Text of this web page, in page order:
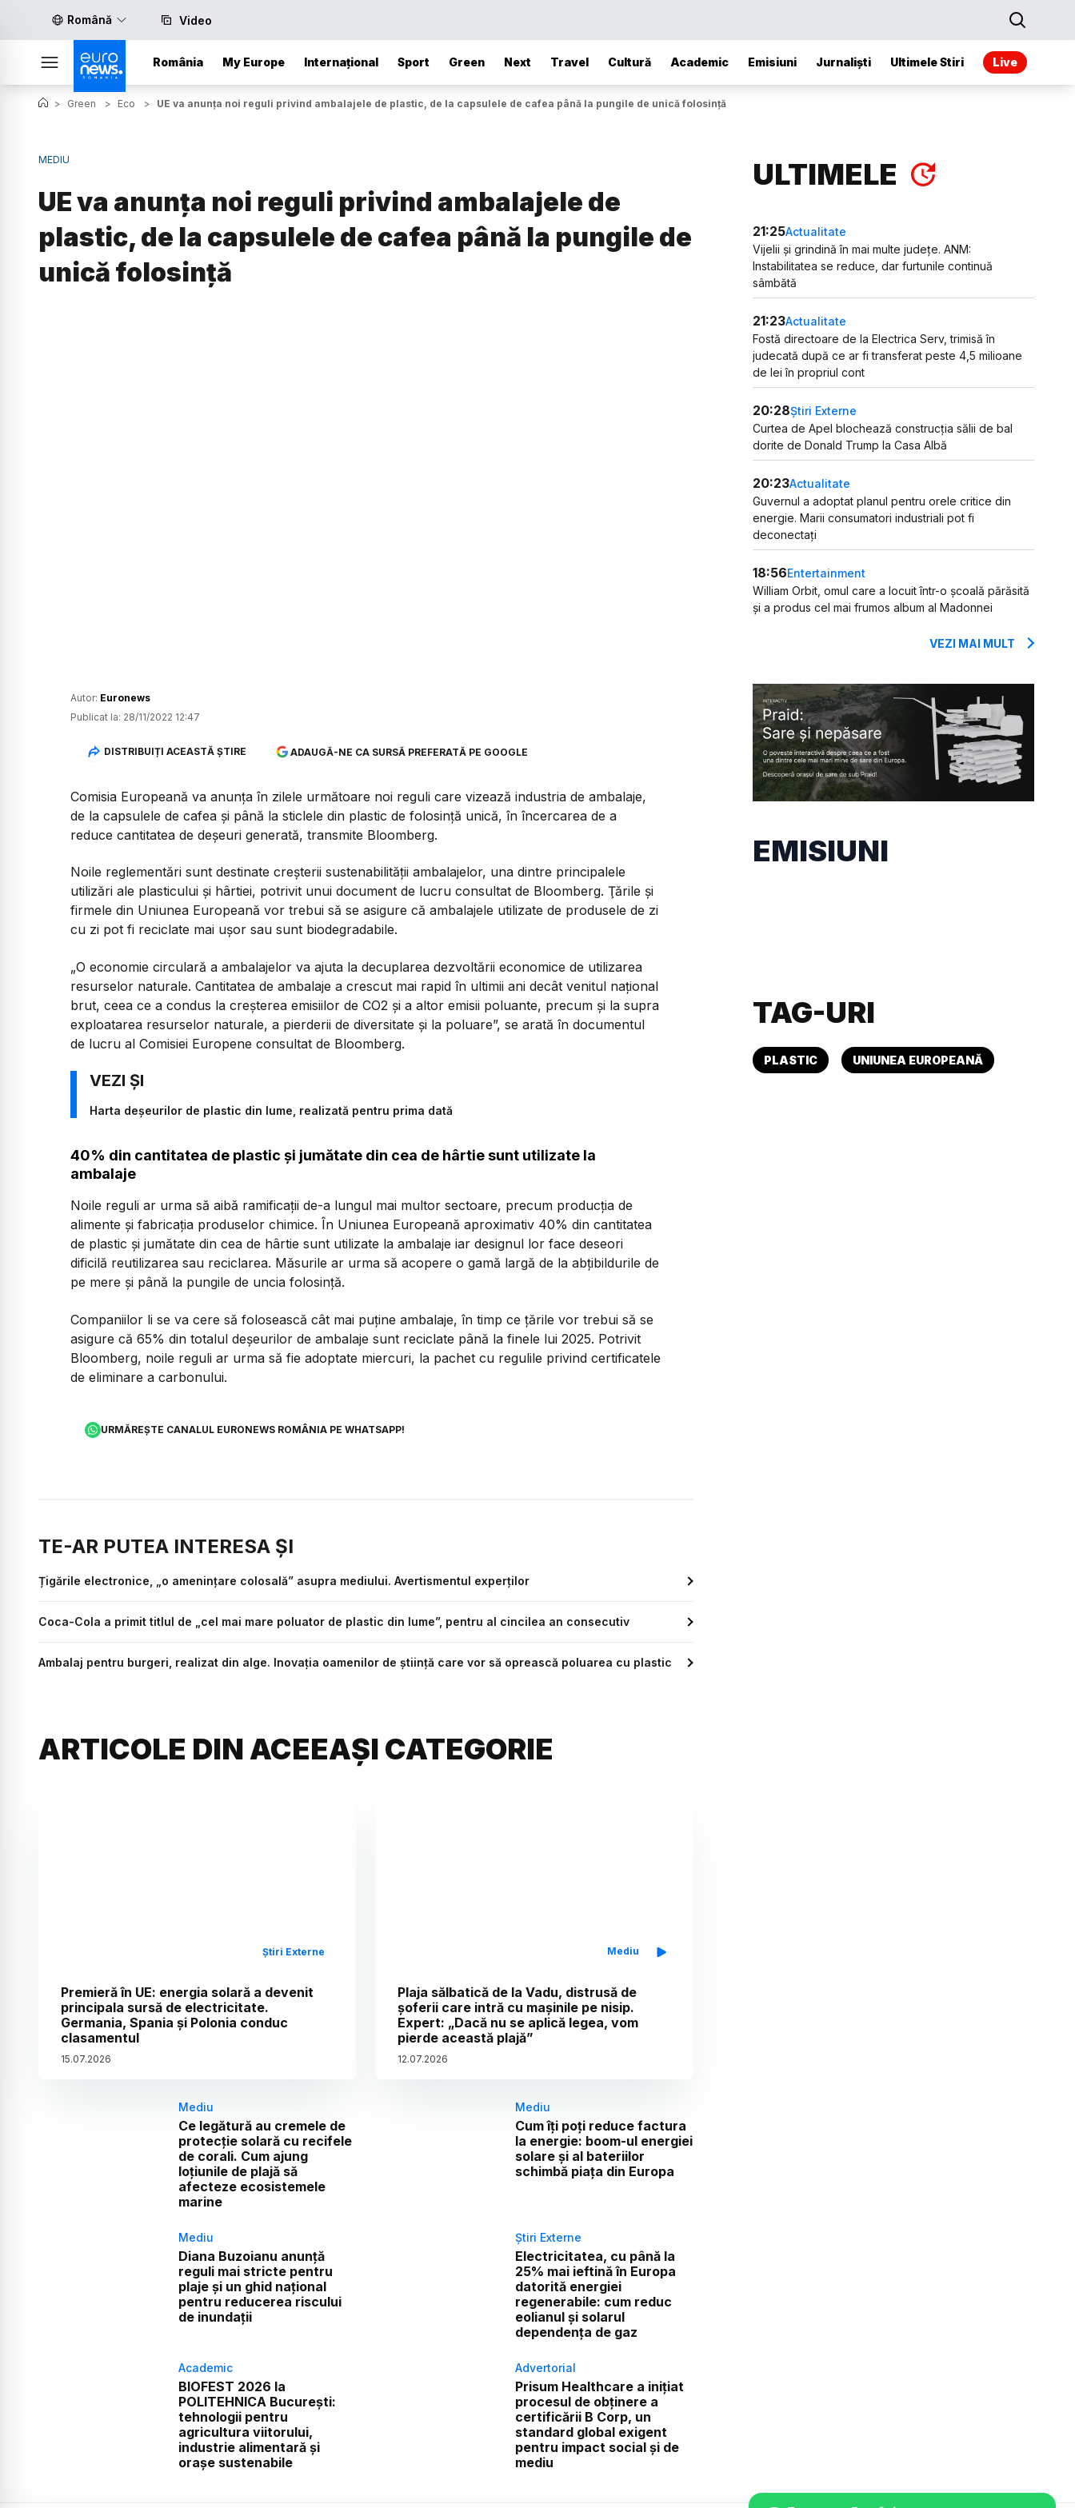
Română Video
România My Europe Internațional Sport Green Next Travel Cultură Academic Emisiuni Jurnaliști Ultimele Stiri Live
> Green > Eco > UE va anunţa noi reguli privind ambalajele de plastic, de la capsulele de cafea până la pungile de unică folosință
MEDIU
UE va anunţa noi reguli privind ambalajele de
plastic, de la capsulele de cafea până la pungile de
unică folosință
Autor: Euronews
Publicat la: 28/11/2022 12:47
DISTRIBUIȚI ACEASTĂ ȘTIRE ADAUGĂ-NE CA SURSĂ PREFERATĂ PE GOOGLE
Comisia Europeană va anunţa în zilele următoare noi reguli care vizează industria de ambalaje,
de la capsulele de cafea şi până la sticlele din plastic de folosinţă unică, în încercarea de a
reduce cantitatea de deşeuri generată, transmite Bloomberg.
Noile reglementări sunt destinate creşterii sustenabilităţii ambalajelor, una dintre principalele
utilizări ale plasticului şi hârtiei, potrivit unui document de lucru consultat de Bloomberg. Ţările şi
firmele din Uniunea Europeană vor trebui să se asigure că ambalajele utilizate de produsele de zi
cu zi pot fi reciclate mai uşor sau sunt biodegradabile.
„O economie circulară a ambalajelor va ajuta la decuplarea dezvoltării economice de utilizarea
resurselor naturale. Cantitatea de ambalaje a crescut mai rapid în ultimii ani decât venitul naţional
brut, ceea ce a condus la creşterea emisiilor de CO2 şi a altor emisii poluante, precum şi la supra
exploatarea resurselor naturale, a pierderii de diversitate şi la poluare”, se arată în documentul
de lucru al Comisiei Europene consultat de Bloomberg.
Harta deșeurilor de plastic din lume, realizată pentru prima dată
40% din cantitatea de plastic şi jumătate din cea de hârtie sunt utilizate la
ambalaje
Noile reguli ar urma să aibă ramificaţii de-a lungul mai multor sectoare, precum producţia de
alimente şi fabricaţia produselor chimice. În Uniunea Europeană aproximativ 40% din cantitatea
de plastic şi jumătate din cea de hârtie sunt utilizate la ambalaje iar designul lor face deseori
dificilă reutilizarea sau reciclarea. Măsurile ar urma să acopere o gamă largă de la abţibildurile de
pe mere şi până la pungile de uncia folosinţă.
Companiilor li se va cere să folosească cât mai puţine ambalaje, în timp ce ţările vor trebui să se
asigure că 65% din totalul deşeurilor de ambalaje sunt reciclate până la finele lui 2025. Potrivit
Bloomberg, noile reguli ar urma să fie adoptate miercuri, la pachet cu regulile privind certificatele
de eliminare a carbonului.
URMĂREȘTE CANALUL EURONEWS ROMÂNIA PE WHATSAPP!
TE-AR PUTEA INTERESA ȘI
Țigările electronice, „o amenințare colosală” asupra mediului. Avertismentul experților
Coca-Cola a primit titlul de „cel mai mare poluator de plastic din lume”, pentru al cincilea an consecutiv
Ambalaj pentru burgeri, realizat din alge. Inovația oamenilor de știință care vor să oprească poluarea cu plastic
ARTICOLE DIN ACEEAȘI CATEGORIE
Știri Externe
Premieră în UE: energia solară a devenit
principala sursă de electricitate.
Germania, Spania și Polonia conduc
clasamentul
15.07.2026
Mediu
Plaja sălbatică de la Vadu, distrusă de
șoferii care intră cu mașinile pe nisip.
Expert: „Dacă nu se aplică legea, vom
pierde această plajă”
12.07.2026
Mediu
Ce legătură au cremele de
protecție solară cu recifele
de corali. Cum ajung
loțiunile de plajă să
afecteze ecosistemele
marine
Mediu
Cum îți poți reduce factura
la energie: boom-ul energiei
solare și al bateriilor
schimbă piața din Europa
Mediu
Diana Buzoianu anunță
reguli mai stricte pentru
plaje și un ghid național
pentru reducerea riscului
de inundații
Știri Externe
Electricitatea, cu până la
25% mai ieftină în Europa
datorită energiei
regenerabile: cum reduc
eolianul și solarul
dependența de gaz
Academic
BIOFEST 2026 la
POLITEHNICA București:
tehnologii pentru
agricultura viitorului,
industrie alimentară și
orașe sustenabile
Advertorial
Prisum Healthcare a inițiat
procesul de obținere a
certificării B Corp, un
standard global exigent
pentru impact social și de
mediu
ULTIMELE
21:25Actualitate
Vijelii și grindină în mai multe județe. ANM:
Instabilitatea se reduce, dar furtunile continuă
sâmbătă
21:23Actualitate
Fostă directoare de la Electrica Serv, trimisă în
judecată după ce ar fi transferat peste 4,5 milioane
de lei în propriul cont
20:28Știri Externe
Curtea de Apel blochează construcția sălii de bal
dorite de Donald Trump la Casa Albă
20:23Actualitate
Guvernul a adoptat planul pentru orele critice din
energie. Marii consumatori industriali pot fi
deconectați
18:56Entertainment
William Orbit, omul care a locuit într-o școală părăsită
și a produs cel mai frumos album al Madonnei
VEZI MAI MULT
EMISIUNI
TAG-URI
PLASTIC UNIUNEA EUROPEANĂ